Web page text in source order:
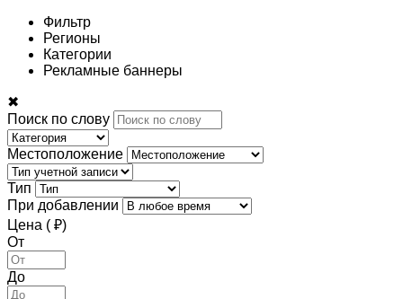
Фильтр
Регионы
Категории
Рекламные баннеры
✖
Поиск по слову
Местоположение
Тип
При добавлении
Цена ( ₽)
От
До